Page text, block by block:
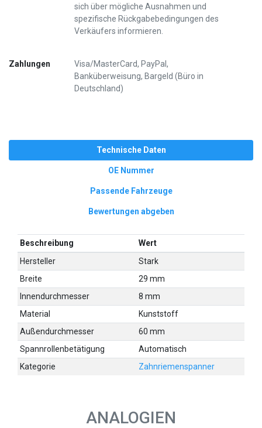
sich über mögliche Ausnahmen und
spezifische Rückgabebedingungen des
Verkäufers informieren.
Zahlungen
Visa/MasterCard, PayPal,
Banküberweisung, Bargeld (Büro in
Deutschland)
Technische Daten
OE Nummer
Passende Fahrzeuge
Bewertungen abgeben
Beschreibung
Wert
Hersteller
Stark
Breite
29 mm
Innendurchmesser
8 mm
Material
Kunststoff
Außendurchmesser
60 mm
Spannrollenbetätigung
Automatisch
Kategorie
Zahnriemenspanner
ANALOGIEN